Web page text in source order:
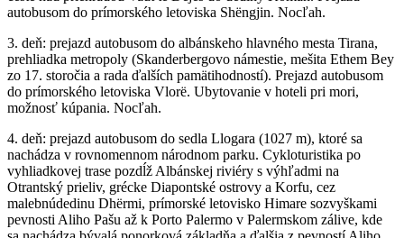
autobusom do prímorského letoviska Shëngjin. Nocľah.
3. deň: prejazd autobusom do albánskeho hlavného mesta Tirana,
prehliadka metropoly (Skanderbergovo námestie, mešita Ethem Bey
zo 17. storočia a rada ďalších pamätihodností). Prejazd autobusom
do prímorského letoviska Vlorë. Ubytovanie v hoteli pri mori,
možnosť kúpania. Nocľah.
4. deň: prejazd autobusom do sedla Llogara (1027 m), ktoré sa
nachádza v rovnomennom národnom parku. Cykloturistika po
vyhliadkovej trase pozdĺž Albánskej riviéry s výhľadmi na
Otrantský prieliv, grécke Diapontské ostrovy a Korfu, cez
malebnúdedinu Dhërmi, prímorské letovisko Himare sozvyškami
pevnosti Aliho Pašu až k Porto Palermo v Palermskom zálive, kde